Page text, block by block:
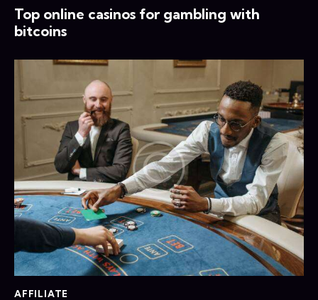
Top online casinos for gambling with
bitcoins
AFFILIATE